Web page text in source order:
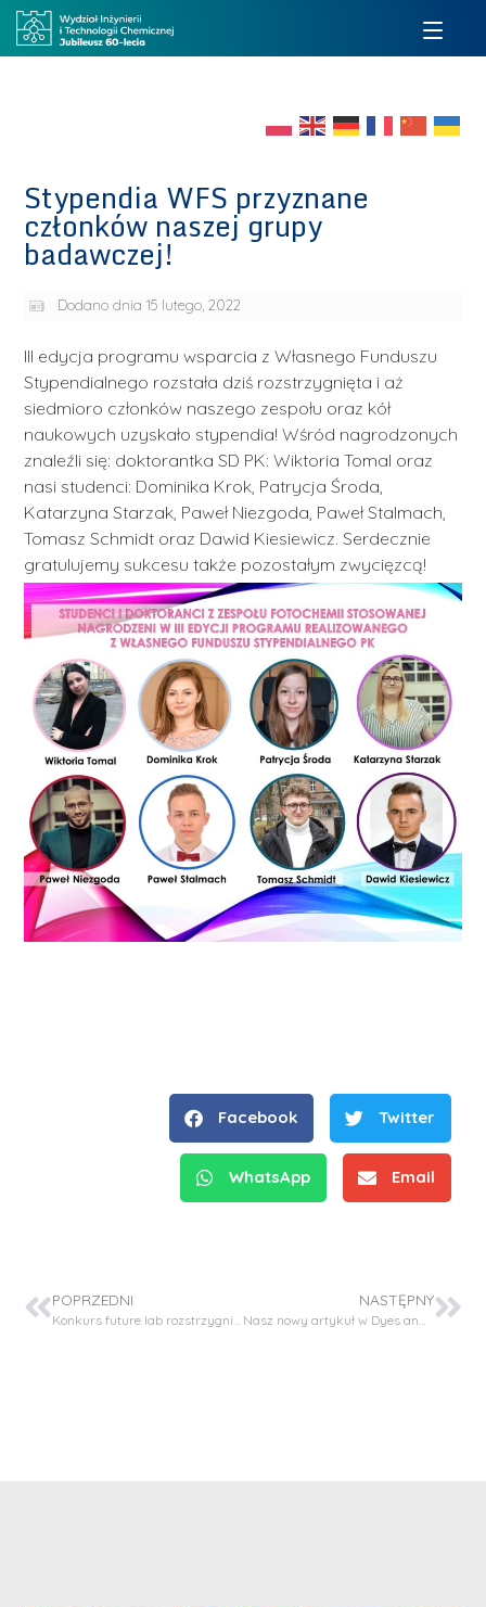
Stypendia WFS przyznane
członków naszej grupy
badawczej!
Dodano dnia 15 lutego, 2022
III edycja programu wsparcia z Własnego Funduszu
Stypendialnego rozstała dziś rozstrzygnięta i aż
siedmioro członków naszego zespołu oraz kół
naukowych uzyskało stypendia! Wśród nagrodzonych
znaleźli się: doktorantka SD PK: Wiktoria Tomal oraz
nasi studenci: Dominika Krok, Patrycja Środa,
Katarzyna Starzak, Paweł Niezgoda, Paweł Stalmach,
Tomasz Schmidt oraz Dawid Kiesiewicz. Serdecznie
gratulujemy sukcesu także pozostałym zwycięzcą!
Facebook Twitter
WhatsApp Email
POPRZEDNI NASTĘPNY